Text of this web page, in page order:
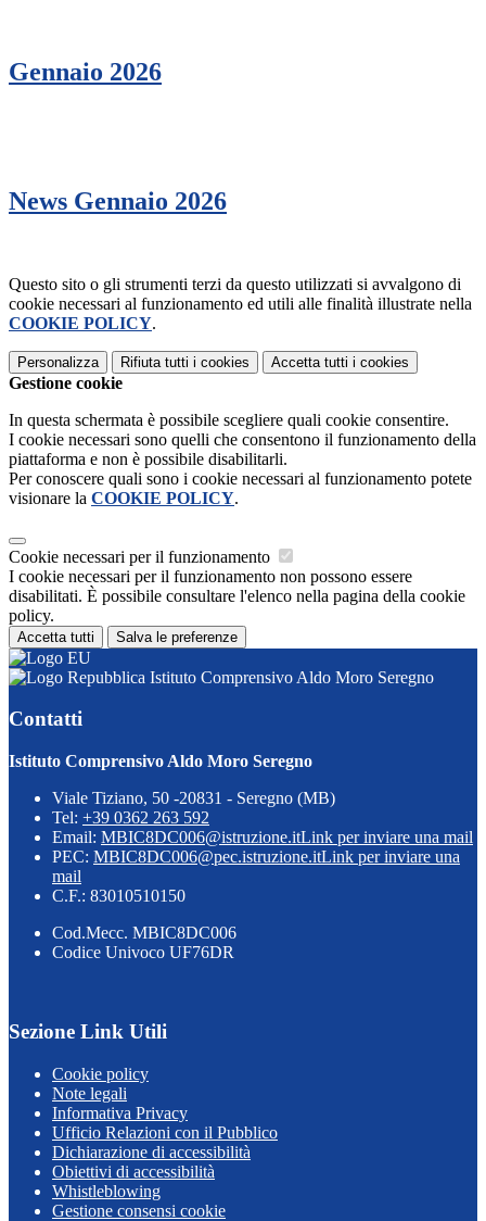
Gennaio 2026
News Gennaio 2026
Questo sito o gli strumenti terzi da questo utilizzati si avvalgono di
cookie necessari al funzionamento ed utili alle finalità illustrate nella
COOKIE POLICY.
Personalizza Rifiuta tutti i cookies Accetta tutti i cookies
Gestione cookie
In questa schermata è possibile scegliere quali cookie consentire.
I cookie necessari sono quelli che consentono il funzionamento della
piattaforma e non è possibile disabilitarli.
Per conoscere quali sono i cookie necessari al funzionamento potete
visionare la COOKIE POLICY.
Cookie necessari per il funzionamento
I cookie necessari per il funzionamento non possono essere
disabilitati. È possibile consultare l'elenco nella pagina della cookie
policy.
Accetta tutti Salva le preferenze
Istituto Comprensivo Aldo Moro Seregno
Contatti
Istituto Comprensivo Aldo Moro Seregno
Viale Tiziano, 50 -20831 - Seregno (MB)
Tel: +39 0362 263 592
Email: MBIC8DC006@istruzione.itLink per inviare una mail
PEC: MBIC8DC006@pec.istruzione.itLink per inviare una
mail
C.F.: 83010510150
Cod.Mecc. MBIC8DC006
Codice Univoco UF76DR
Sezione Link Utili
Cookie policy
Note legali
Informativa Privacy
Ufficio Relazioni con il Pubblico
Dichiarazione di accessibilità
Obiettivi di accessibilità
Whistleblowing
Gestione consensi cookie